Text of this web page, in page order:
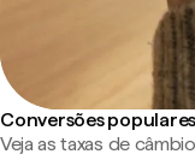
Conversões
Veja as taxas de